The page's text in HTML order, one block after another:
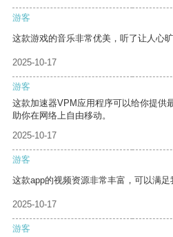
游客
这款游戏的音乐非常优美，听了让人心旷
2025-10-17
游客
这款加速器VPM应用程序可以给你提供
助你在网络上自由移动。
2025-10-17
游客
这款app的视频资源非常丰富，可以满足
2025-10-17
游客